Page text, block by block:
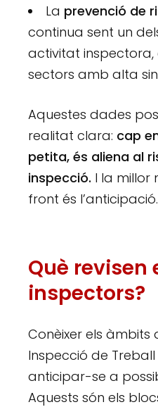
La prevenció de
continua sent un
activitat inspectora,
sectors amb alta
Aquestes dades
realitat clara: cap
petita, és aliena al
inspecció. I la millor
front és l’anticipació.
Què revisen
inspectors?
Conèixer els àmbits
Inspecció de
anticipar-se a
Aquests són els